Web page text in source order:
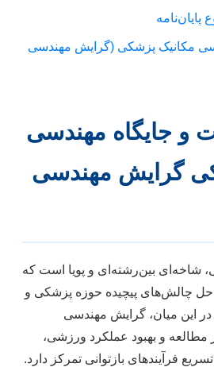
پایان‌نامه
مکانیک پزشکی (گرایش مهندسی
و جایگاه مهندسی
گرایش مهندسی
شاخه‌ای بین‌رشته‌ای و پویا است که
حل چالش‌های پیچیده حوزه پزشکی و
این میان، گرایش مهندسی
و بهبود عملکرد ورزشی،
فرآیندهای بازتوانی تمرکز دارد.